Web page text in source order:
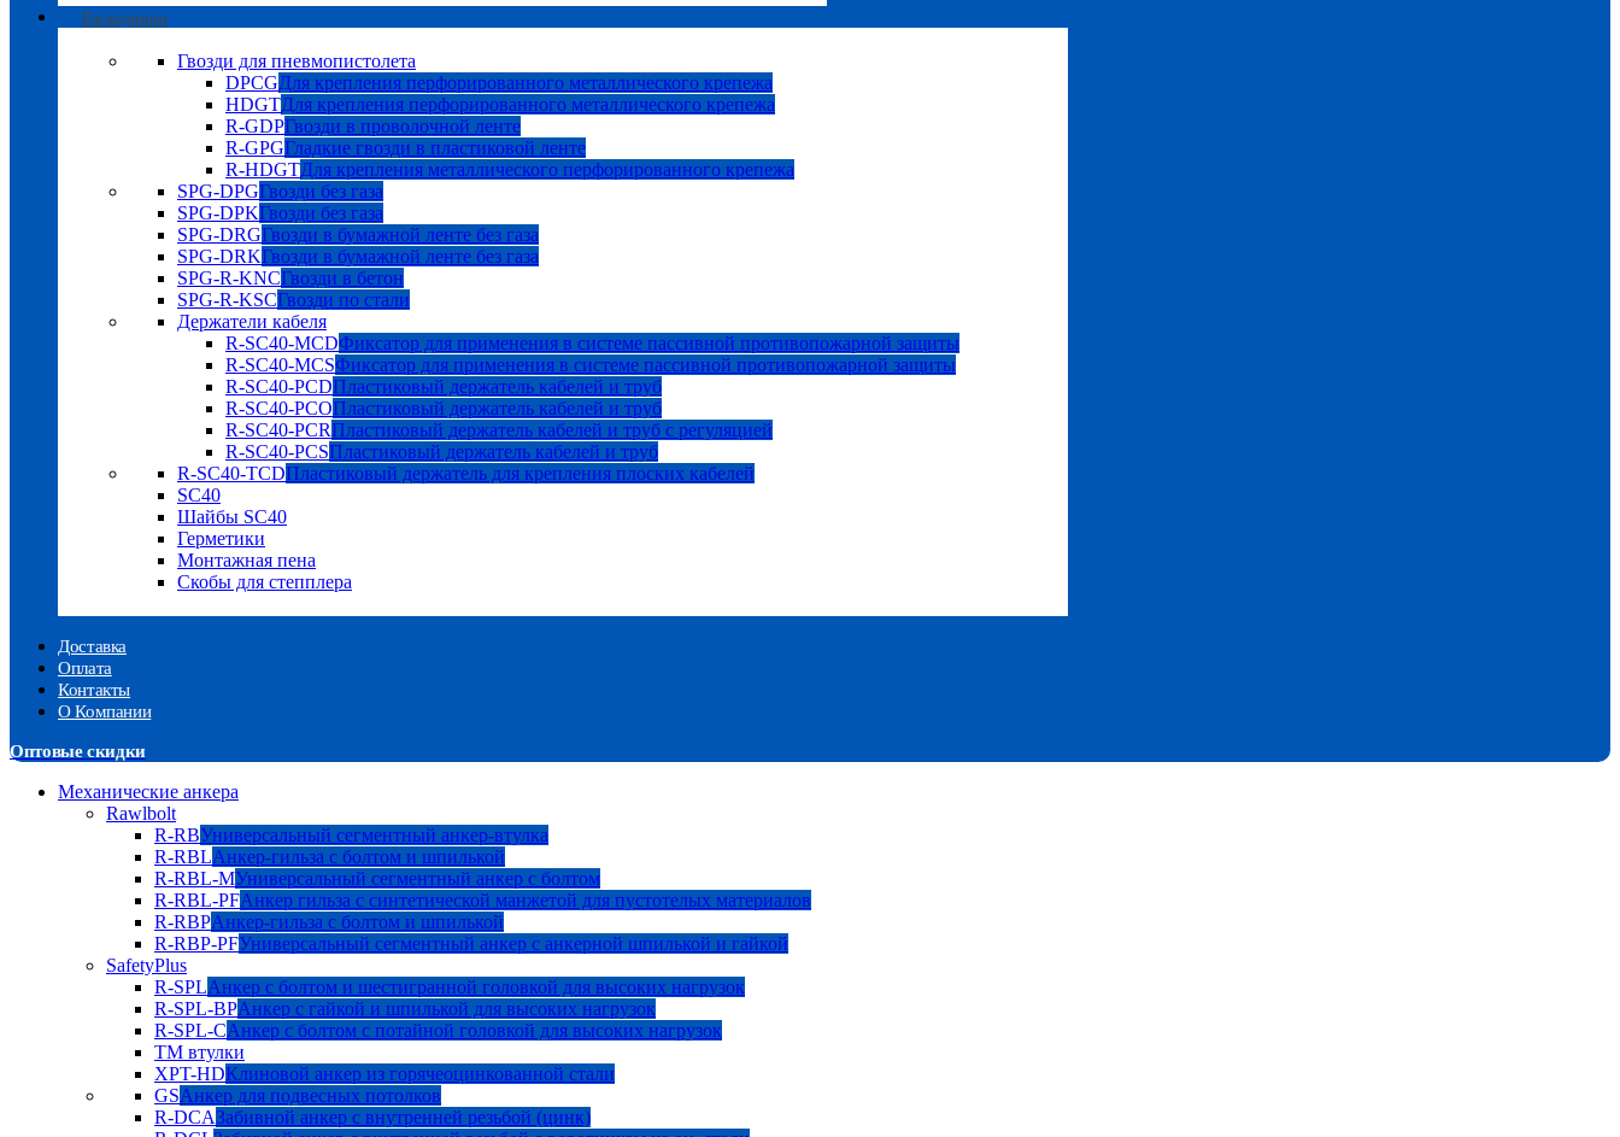
Расходники
Гвозди для пневмопистолета
DPCGДля крепления перфорированного металлического крепежа
HDGTДля крепления перфорированного металлического крепежа
R-GDPГвозди в проволочной ленте
R-GPGГладкие гвозди в пластиковой ленте
R-HDGTДля крепления металлического перфорированного крепежа
SPG-DPGГвозди без газа
SPG-DPKГвозди без газа
SPG-DRGГвозди в бумажной ленте без газа
SPG-DRKГвозди в бумажной ленте без газа
SPG-R-KNCГвозди в бетон
SPG-R-KSCГвозди по стали
Держатели кабеля
R-SC40-MCDФиксатор для применения в системе пассивной противопожарной защиты
R-SC40-MCSФиксатор для применения в системе пассивной противопожарной защиты
R-SC40-PCDПластиковый держатель кабелей и труб
R-SC40-PCOПластиковый держатель кабелей и труб
R-SC40-PCRПластиковый держатель кабелей и труб с регуляцией
R-SC40-PCSПластиковый держатель кабелей и труб
R-SC40-TCDПластиковый держатель для крепления плоских кабелей
SC40
Шайбы SC40
Герметики
Монтажная пена
Скобы для степплера
Доставка
Оплата
Контакты
О Компании
Оптовые скидки
Механические анкера
Rawlbolt
R-RBУниверсальный сегментный анкер-втулка
R-RBLАнкер-гильза с болтом и шпилькой
R-RBL-MУниверсальный сегментный анкер с болтом
R-RBL-PFАнкер гильза с синтетической манжетой для пустотелых материалов
R-RBPАнкер-гильза с болтом и шпилькой
R-RBP-PFУниверсальный сегментный анкер с анкерной шпилькой и гайкой
SafetyPlus
R-SPLАнкер с болтом и шестигранной головкой для высоких нагрузок
R-SPL-BPАнкер с гайкой и шпилькой для высоких нагрузок
R-SPL-CАнкер с болтом с потайной головкой для высоких нагрузок
TM втулки
XPT-HDКлиновой анкер из горячеоцинкованной стали
GSАнкер для подвесных потолков
R-DCAЗабивной анкер с внутренней резьбой (цинк)